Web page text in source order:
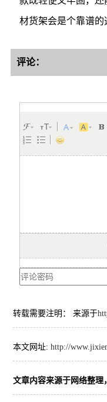
材货架会是个靠谱的
评论：
转载需要注明： 来源于
本文网址: http://
文章内容来源于网络整理